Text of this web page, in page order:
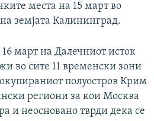
места на 15 март во
земјата Калининград.
март на Далечниот исток
во сите 11 временски зони
полуостров Крим
региони за кои Москва
и неосновано тврди дека се